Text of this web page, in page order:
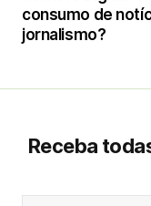
consumo de
jornalismo?
Receba